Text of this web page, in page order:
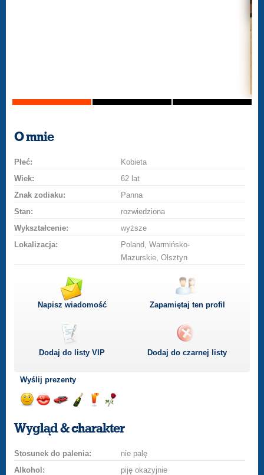
O mnie
Płeć:
Kobieta
Wiek:
62 lat
Znak zodiaku:
Panna
Stan:
rozwiedziona
Wykształcenie:
wyższe
Lokalizacja:
Poland, Warmińsko-
Mazurskie, Olsztyn
Napisz wiadomość Zapamiętaj ten profil
Dodaj do listyVIP Dodaj do czarnej listy
Wyślij prezenty
uśmiech
buziakasamochodem
szampana
drinka
różę
Wygląd & charakter
Stosunek do palenia:
nie palę
Alkohol:
piję okazyjnie